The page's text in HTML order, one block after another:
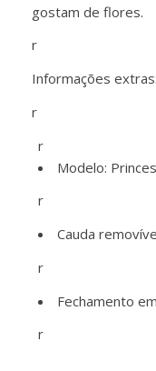
gostam de flores.
r
Informações extras:
r
r
Modelo:
r
Cauda
r
Fechamento
r